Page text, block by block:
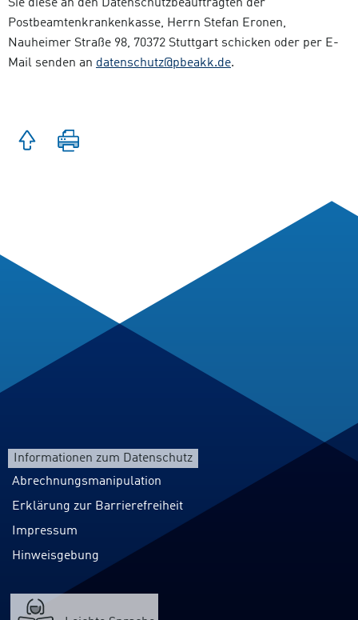
Sie diese an den Datenschutzbeauftragten der
Postbeamtenkrankenkasse, Herrn Stefan Eronen,
Nauheimer Straße 98, 70372 Stuttgart schicken oder per E-
Mail senden an datenschutz@pbeakk.de.
Zum
Seitenanfang
springen
Informationen zum Datenschutz
Abrechnungsmanipulation
Erklärung zur Barrierefreiheit
Impressum
Hinweisgebung